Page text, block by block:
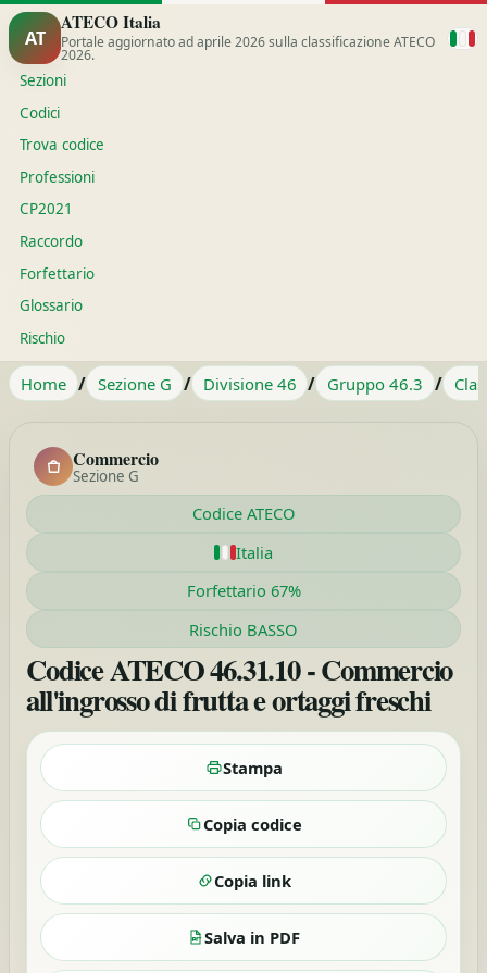
AT
ATECO Italia
Portale aggiornato ad aprile 2026 sulla classificazione ATECO
2026.
Sezioni
Codici
Trova codice
Professioni
CP2021
Raccordo
Forfettario
Glossario
Rischio
Home / Sezione G / Divisione 46 / Gruppo 46.3 /
Commercio
Sezione G
Codice ATECO
Italia
Forfettario 67%
Rischio BASSO
Codice ATECO 46.31.10 - Commercio
all'ingrosso di frutta e ortaggi freschi
Stampa
Copia codice
Copia link
Salva in PDF